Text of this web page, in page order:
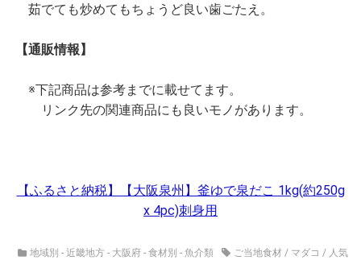
茹でても炒めてもちょうど良い歯ごたえ。
【通販情報】
※下記商品は参考までに載せてます。
リンク先の関連商品にも良いモノがあります。
【ふるさと納税】【大阪泉州】釜ゆで泉だこ 1kg(約250g
x 4pc)刺身用
地域別 - 近畿地方 - 大阪府- 食材別 - 魚介類 ご当地食材 / マダコ / 人気